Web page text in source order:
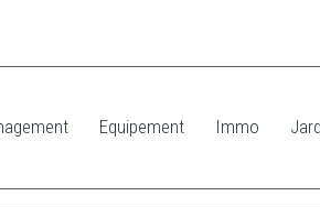
Equipement Immo